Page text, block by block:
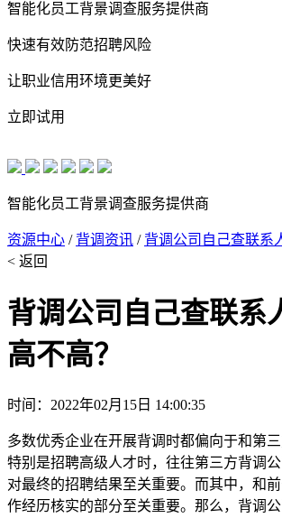
智能化员工背景调查服务提供商
快速有效防范招聘风险
让职业信用环境更美好
立即试用
智能化员工背景调查服务提供商
资源中心 / 背调资讯 / 背调公司自己查联系
< 返回
背调公司自己查联系
高不高？
时间：2022年02月15日 14:00:35
多数优秀企业在开展背调时都偏向于和第三
特别是招聘高级人才时，往往第三方背调
对最终的招聘结果至关重要。而其中，和
作经历核实的部分至关重要。那么，背调